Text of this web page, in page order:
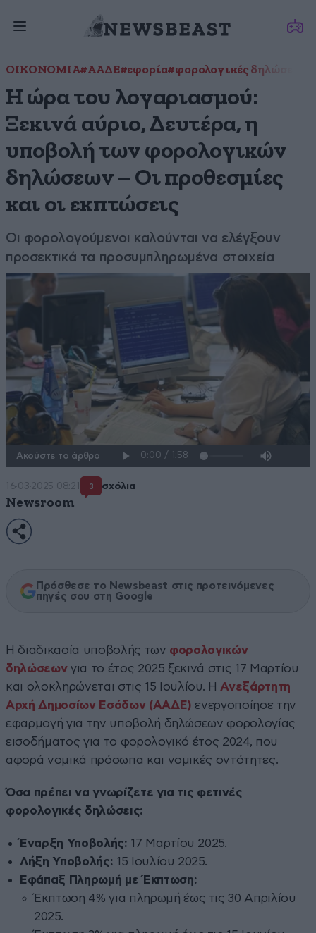
ΟΙΚΟΝΟΜΙΑ#ΑΑΔΕ#εφορία#φορολογικές δηλώσεις
Η ώρα του λογαριασμού:
Ξεκινά αύριο, Δευτέρα, η
υποβολή των φορολογικών
δηλώσεων – Οι προθεσμίες
και οι εκπτώσεις
Οι φορολογούμενοι καλούνται να ελέγξουν
προσεκτικά τα προσυμπληρωμένα στοιχεία
Ακούστε το άρθρο
16·03·2025 08:21 3 σχόλια
Newsroom
Πρόσθεσε το Newsbeast στις προτεινόμενες
πηγές σου στη Google
Η διαδικασία υποβολής των φορολογικών
δηλώσεωνγια το έτος 2025 ξεκινά στις 17 Μαρτίου
και ολοκληρώνεται στις 15 Ιουλίου. Η Ανεξάρτητη
Αρχή Δημοσίων Εσόδων (ΑΑΔΕ) ενεργοποίησε την
εφαρμογή για την υποβολή δηλώσεων φορολογίας
εισοδήματος για το φορολογικό έτος 2024, που
αφορά νομικά πρόσωπα και νομικές οντότητες.
Όσα πρέπει να γνωρίζετε για τις φετινές
φορολογικές δηλώσεις:
Έναρξη Υποβολής: 17 Μαρτίου 2025.​
Λήξη Υποβολής: 15 Ιουλίου 2025.​
Εφάπαξ Πληρωμή με Έκπτωση:
Έκπτωση 4% για πληρωμή έως τις 30 Απριλίου
2025.​